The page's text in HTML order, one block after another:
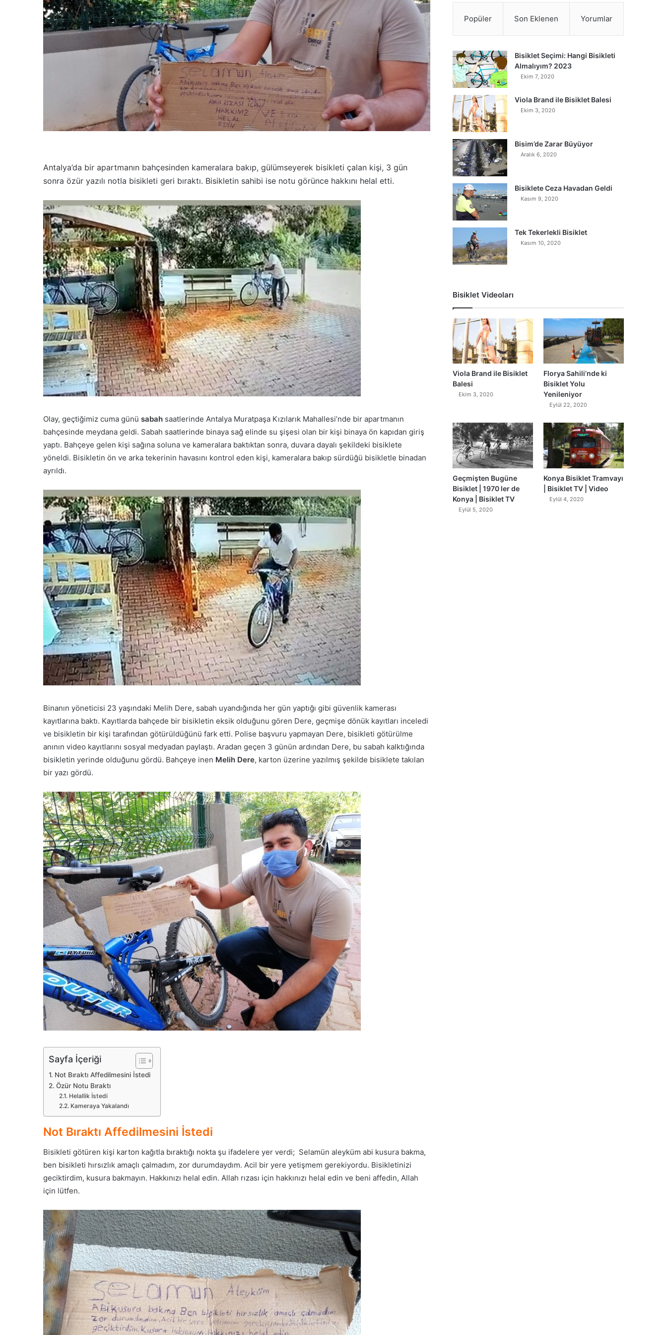
d
e
r
Antalya’da bir apartmanın bahçesinden kameralara bakıp, gülümseyerek bisikleti çalan kişi, 3 gün
sonra özür yazılı notla bisikleti geri bıraktı. Bisikletin sahibi ise notu görünce hakkını helal etti.
Olay, geçtiğimiz cuma günü sabah saatlerinde Antalya Muratpaşa Kızılarık Mahallesi’nde bir apartmanın
bahçesinde meydana geldi. Sabah saatlerinde binaya sağ elinde su şişesi olan bir kişi binaya ön kapıdan giriş
yaptı. Bahçeye gelen kişi sağına soluna ve kameralara baktıktan sonra, duvara dayalı şekildeki bisiklete
yöneldi. Bisikletin ön ve arka tekerinin havasını kontrol eden kişi, kameralara bakıp sürdüğü bisikletle binadan
ayrıldı.
Binanın yöneticisi 23 yaşındaki Melih Dere, sabah uyandığında her gün yaptığı gibi güvenlik kamerası
kayıtlarına baktı. Kayıtlarda bahçede bir bisikletin eksik olduğunu gören Dere, geçmişe dönük kayıtları inceledi
ve bisikletin bir kişi tarafından götürüldüğünü fark etti. Polise başvuru yapmayan Dere, bisikleti götürülme
anının video kayıtlarını sosyal medyadan paylaştı. Aradan geçen 3 günün ardından Dere, bu sabah kalktığında
bisikletin yerinde olduğunu gördü. Bahçeye inen Melih Dere, karton üzerine yazılmış şekilde bisiklete takılan
bir yazı gördü.
Sayfa İçeriği
Not Bıraktı Affedilmesini İstedi
Özür Notu Bıraktı
Helallik İstedi
Kameraya Yakalandı
Not Bıraktı Affedilmesini İstedi
Bisikleti götüren kişi karton kağıtla bıraktığı nokta şu ifadelere yer verdi; Selamün aleyküm abi kusura bakma,
ben bisikleti hırsızlık amaçlı çalmadım, zor durumdaydım. Acil bir yere yetişmem gerekiyordu. Bisikletinizi
geciktirdim, kusura bakmayın. Hakkınızı helal edin. Allah rızası için hakkınızı helal edin ve beni affedin, Allah
için lütfen.
Popüler Son Eklenen Yorumlar
Bisiklet Seçimi: Hangi Bisikleti
Almalıyım? 2023
Ekim 7, 2020
Viola Brand ile Bisiklet Balesi
Ekim 3, 2020
Bisim’de Zarar Büyüyor
Aralık 6, 2020
Bisiklete Ceza Havadan Geldi
Kasım 9, 2020
Tek Tekerlekli Bisiklet
Kasım 10, 2020
Bisiklet Videoları
Viola Brand ile Bisiklet
Balesi
Ekim 3, 2020
Florya Sahili’nde ki
Bisiklet Yolu
Yenileniyor
Eylül 22, 2020
Geçmişten Bugüne
Bisiklet | 1970 ler de
Konya | Bisiklet TV
Eylül 5, 2020
Konya Bisiklet Tramvayı
| Bisiklet TV | Video
Eylül 4, 2020